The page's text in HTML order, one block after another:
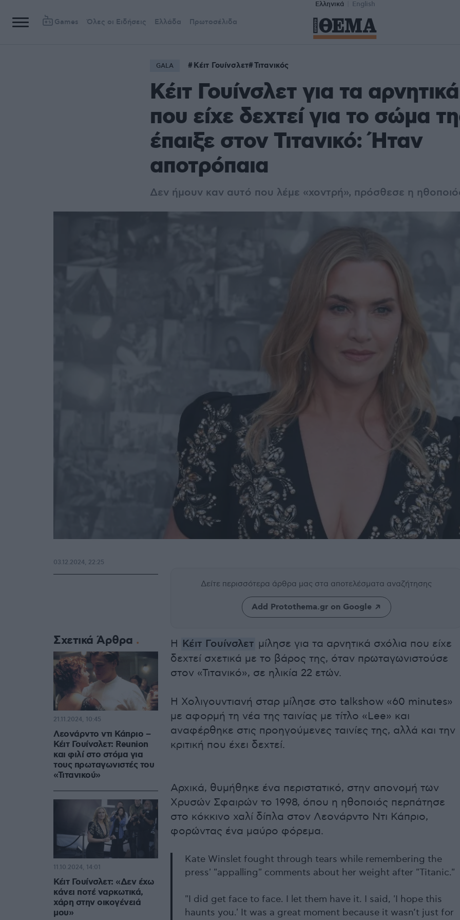
Ελληνικά English
Games Όλες οι Ειδήσεις Ελλάδα Πρωτοσέλιδα
GALA Κέιτ Γουίνσλετ Τιτανικός
Κέιτ Γουίνσλετ για τα
που είχε δεχτεί για το σώμα
έπαιξε στον Τιτανικό: Ήταν
αποτρόπαια
Δεν ήμουν καν αυτό που λέμε «χοντρή», πρόσθεσε η
Δείτε περισσότερα άρθρα μας στα αποτελέσματα αναζήτησης
Add Protothema.gr on Google
Η Κέιτ Γουίνσλετ μίλησε για τα αρνητικά σχόλια που είχε
δεχτεί σχετικά με το βάρος της, όταν πρωταγωνιστούσε
στον «Τιτανικό», σε ηλικία 22 ετών.
Η Χολιγουντιανή σταρ μίλησε στο talkshow «60 minutes»
με αφορμή τη νέα της ταινίας με τίτλο «Lee» και
αναφέρθηκε στις προηγούμενες ταινίες της, αλλά και την
κριτική που έχει δεχτεί.
Αρχικά, θυμήθηκε ένα περιστατικό, στην απονομή των
Χρυσών Σφαιρών το 1998, όπου η ηθοποιός περπάτησε
στο κόκκινο χαλί δίπλα στον Λεονάρντο Ντι Κάπριο,
φορώντας ένα μαύρο φόρεμα.
Kate Winslet fought through tears while remembering the
press' "appalling" comments about her weight after "Titanic."
"I did get face to face. I let them have it. I said, 'I hope this
haunts you.' It was a great moment because it wasn’t just for
03.12.2024, 22:25
Σχετικά Άρθρα
Λεονάρντο ντι Κάπριο –
Κέιτ Γουίνσλετ: Reunion
και φιλί στο στόμα για
τους πρωταγωνιστές του
«Τιτανικού»
21.11.2024, 10:45
Κέιτ Γουίνσλετ: «Δεν έχω
κάνει ποτέ ναρκωτικά,
χάρη στην οικογένειά
μου»
11.10.2024, 14:01